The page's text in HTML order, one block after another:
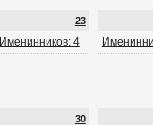
23
Именинников: 4
30